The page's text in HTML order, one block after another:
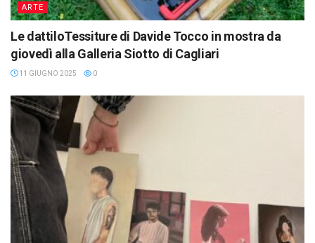
ARTE
Le dattiloTessiture di Davide Tocco in mostra da
giovedì alla Galleria Siotto di Cagliari
11 GIUGNO 2025 0